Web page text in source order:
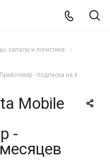
запасы и логистика
- подписка на 6
Mobile
-